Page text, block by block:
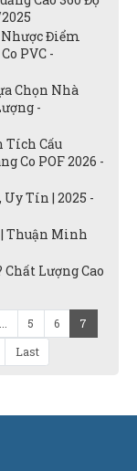
Nhược Điểm
PVC -
Chọn Nhà
-
Tích Cấu
Co POF 2026 -
Uy Tín | 2025 -
| Thuận Minh
Chất Lượng Cao
5 6
7
Last